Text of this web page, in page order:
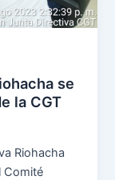
se
la CGT
Riohacha
Comité